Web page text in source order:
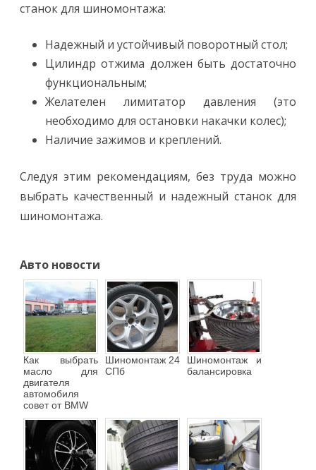
станок для шиномонтажа:
Надежный и устойчивый поворотный стол;
Цилиндр отжима должен быть достаточно
функциональным;
Желателен лимитатор давления (это
необходимо для остановки накачки колес);
Наличие зажимов и креплений.
Следуя этим рекомендациям, без труда можно
выбрать качественный и надежный станок для
шиномонтажа.
Авто новости
Как выбрать
масло для
двигателя
автомобиля
совет от BMW
Шиномонтаж 24
СПб
Шиномонтаж и
балансировка